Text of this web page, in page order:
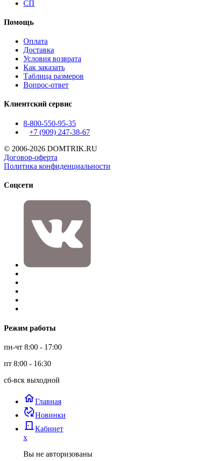
СП
Помощь
Оплата
Доставка
Условия возврата
Как заказать
Таблица размеров
Вопрос-ответ
Клиентский сервис
8-800-550-95-35
+7 (909) 247-38-67
© 2006-2026 DOMTRIK.RU
Договор-оферта
Политика конфиденциальности
Соцсети
Режим работы
пн-чт 8:00 - 17:00
пт 8:00 - 16:30
сб-вск выходной
homeГлавная
published_with_changesНовинки
door_back Кабинет
x
Вы не авторизованы